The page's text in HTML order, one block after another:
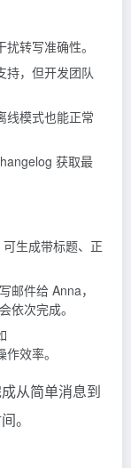
转写准确性。
持，但开发团队
线模式也能正常
获取最
可生成带标题、正
邮件给 Anna，
依次完成。
作效率。
从简单消息到
。